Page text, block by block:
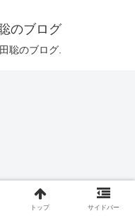
のブログ
聡のブログ.
トップ サイドバー